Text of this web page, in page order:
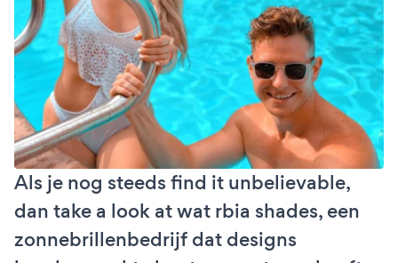
Als je nog steeds find it unbelievable,
dan take a look at wat rbia shades, een
zonnebrillenbedrijf dat designs